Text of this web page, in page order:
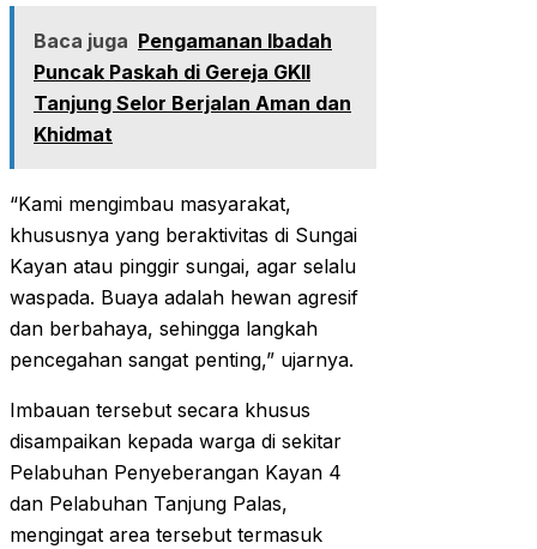
Baca juga Pengamanan Ibadah
Puncak Paskah di Gereja GKII
Tanjung Selor Berjalan Aman dan
Khidmat
“Kami mengimbau masyarakat,
khususnya yang beraktivitas di Sungai
Kayan atau pinggir sungai, agar selalu
waspada. Buaya adalah hewan agresif
dan berbahaya, sehingga langkah
pencegahan sangat penting,” ujarnya.
Imbauan tersebut secara khusus
disampaikan kepada warga di sekitar
Pelabuhan Penyeberangan Kayan 4
dan Pelabuhan Tanjung Palas,
mengingat area tersebut termasuk